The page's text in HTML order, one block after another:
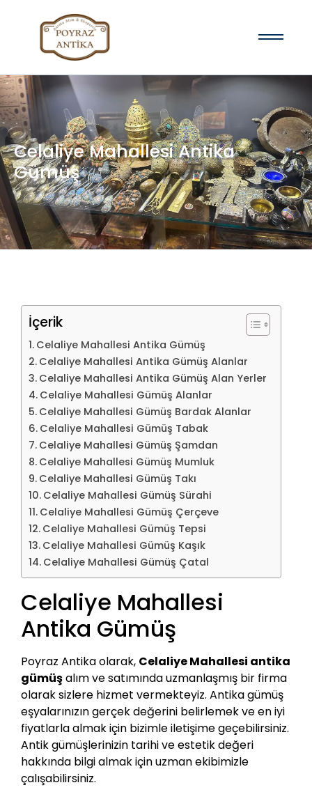
Celaliye Mahallesi Antika
Gümüş
İçerik
Celaliye Mahallesi Antika Gümüş
Celaliye Mahallesi Antika Gümüş Alanlar
Celaliye Mahallesi Antika Gümüş Alan Yerler
Celaliye Mahallesi Gümüş Alanlar
Celaliye Mahallesi Gümüş Bardak Alanlar
Celaliye Mahallesi Gümüş Tabak
Celaliye Mahallesi Gümüş Şamdan
Celaliye Mahallesi Gümüş Mumluk
Celaliye Mahallesi Gümüş Takı
Celaliye Mahallesi Gümüş Sürahi
Celaliye Mahallesi Gümüş Çerçeve
Celaliye Mahallesi Gümüş Tepsi
Celaliye Mahallesi Gümüş Kaşık
Celaliye Mahallesi Gümüş Çatal
Celaliye Mahallesi
Antika Gümüş
Poyraz Antika olarak, Celaliye Mahallesi antika
gümüşalım ve satımında uzmanlaşmış bir firma
olarak sizlere hizmet vermekteyiz. Antika gümüş
eşyalarınızın gerçek değerini belirlemek ve en iyi
fiyatlarla almak için bizimle iletişime geçebilirsiniz.
Antik gümüşlerinizin tarihi ve estetik değeri
hakkında bilgi almak için uzman ekibimizle
çalışabilirsiniz.